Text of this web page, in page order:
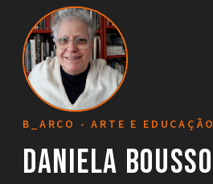
B_ARCO - ARTE E EDUCAÇÃO
Daniela Bousso